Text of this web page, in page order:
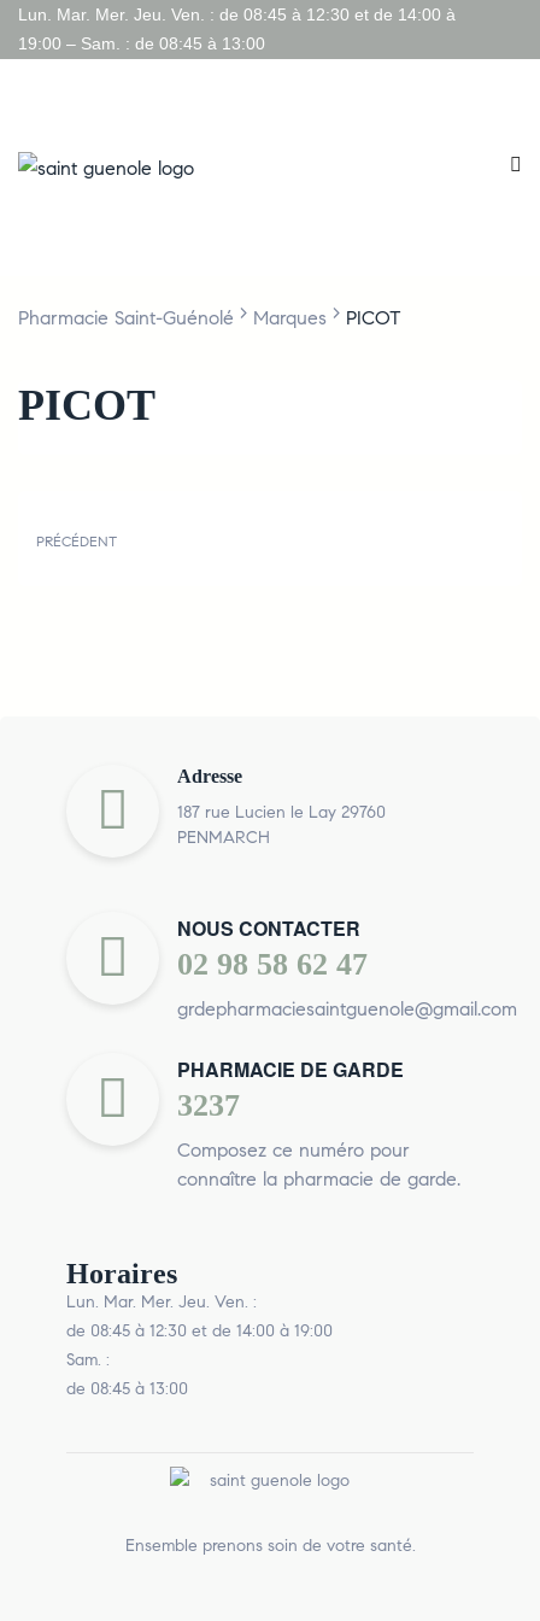
Lun. Mar. Mer. Jeu. Ven. : de 08:45 à 12:30 et de 14:00 à
19:00 – Sam. : de 08:45 à 13:00
Pharmacie Saint-Guénolé > Marques > PICOT
PICOT
PRÉCÉDENT
Adresse
187 rue Lucien le Lay 29760
PENMARCH
NOUS CONTACTER
02 98 58 62 47
grdepharmaciesaintguenole@gmail.com
PHARMACIE DE GARDE
3237
Composez ce numéro pour
connaître la pharmacie de garde.
Horaires
Lun. Mar. Mer. Jeu. Ven. :
de 08:45 à 12:30 et de 14:00 à 19:00
Sam. :
de 08:45 à 13:00
Ensemble prenons soin de votre santé.